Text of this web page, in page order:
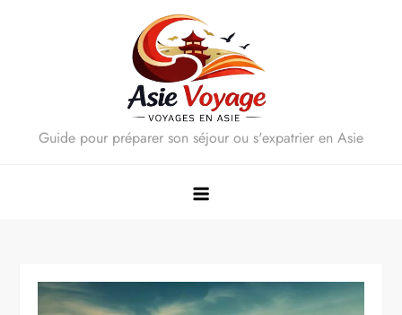
Guide pour préparer son séjour ou s'expatrier en Asie